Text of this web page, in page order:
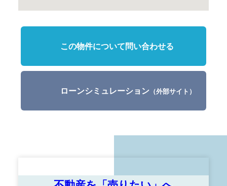
この物件について問い合わせる
ローンシミュレーション （外部サイト）